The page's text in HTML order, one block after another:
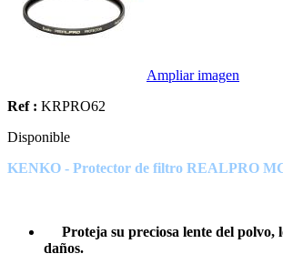
Ampliar imagen
Ref : KRPRO62
Disponible
KENKO - Protector de filtro REALPRO
Proteja su preciosa lente del polvo,
daños.